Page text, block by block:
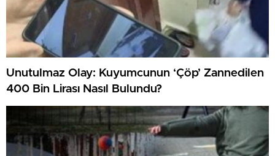
Unutulmaz Olay: Kuyumcunun ‘Çöp’ Zannedilen
400 Bin Lirası Nasıl Bulundu?